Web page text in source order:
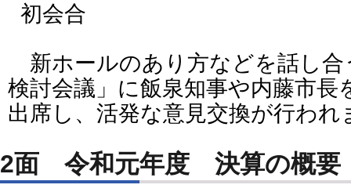
初会合
新ホールのあり方などを話し合
検討会議」に飯泉知事や内藤市長
出席し、活発な意見交換が行われ
2面 令和元年度 決算の概要